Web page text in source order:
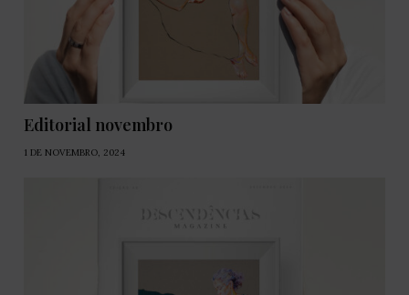
Editorial novembro
1 DE NOVEMBRO, 2024